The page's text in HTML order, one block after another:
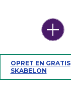
OPRET EN GRATIS
SKABELON